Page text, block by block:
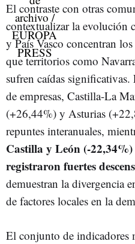
El contraste con otras
contextualizar la evolución
y País Vasco concentran
que territorios como
sufren caídas
de empresas, Castilla-La
(+26,44%) y Asturias
repuntes interanuales,
Castilla y León (-
registraron fuertes
demuestran la divergencia
de factores locales en la
El conjunto de indicadores